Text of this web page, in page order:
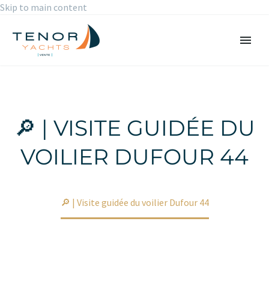
Skip to main content
🔎 | VISITE GUIDÉE DU
VOILIER DUFOUR 44
🔎 | Visite guidée du voilier Dufour 44